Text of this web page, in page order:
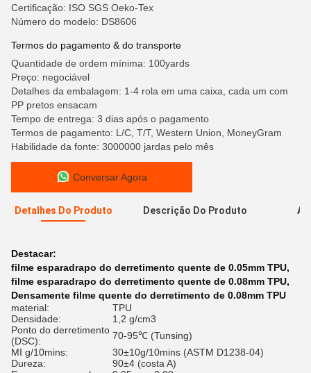
Certificação: ISO SGS Oeko-Tex
Número do modelo: DS8606
Termos do pagamento & do transporte
Quantidade de ordem mínima: 100yards
Preço: negociável
Detalhes da embalagem: 1-4 rola em uma caixa, cada um com
PP pretos ensacam
Tempo de entrega: 3 dias após o pagamento
Termos de pagamento: L/C, T/T, Western Union, MoneyGram
Habilidade da fonte: 3000000 jardas pelo mês
Conversar Agora
Detalhes Do Produto Descrição Do Produto
Destacar:
filme esparadrapo do derretimento quente de 0.05mm TPU,
filme esparadrapo do derretimento quente de 0.08mm TPU,
Densamente filme quente do derretimento de 0.08mm TPU
material:
TPU
Densidade:
1,2 g/cm3
Ponto do derretimento
(DSC):
70-95℃ (Tunsing)
MI g/10mins:
30±10g/10mins (ASTM D1238-04)
Dureza:
90±4 (costa A)